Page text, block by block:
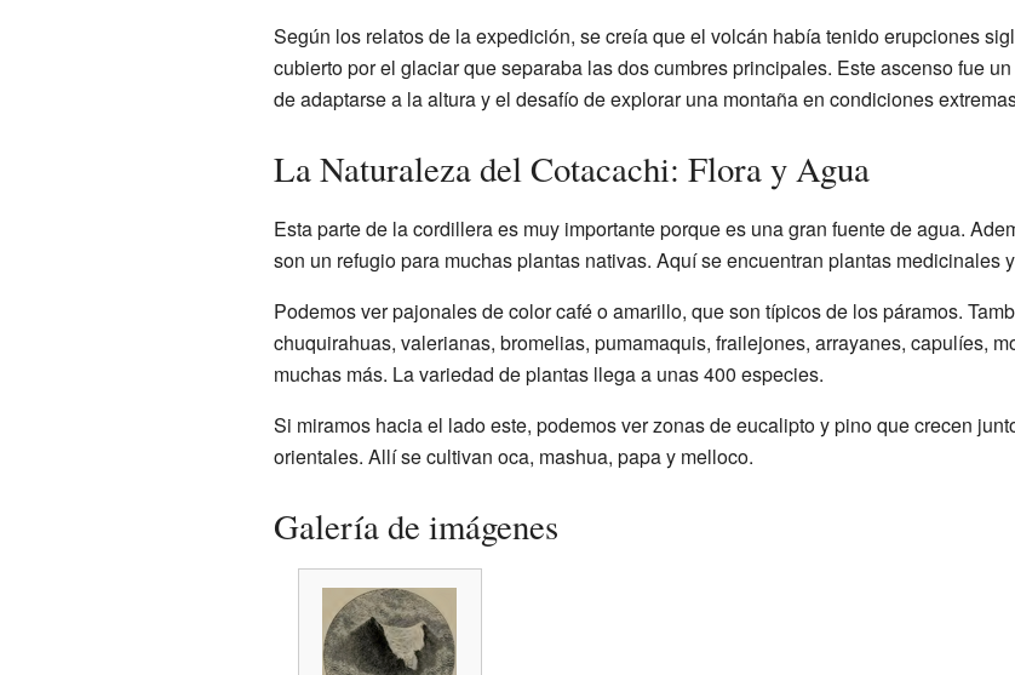
Según los relatos de la expedición, se creía que el volcán había tenido erupciones
cubierto por el glaciar que separaba las dos cumbres principales. Este ascenso fue
de adaptarse a la altura y el desafío de explorar una montaña en condiciones
La Naturaleza del Cotacachi: Flora y Agua
Esta parte de la cordillera es muy importante porque es una gran fuente de agua.
son un refugio para muchas plantas nativas. Aquí se encuentran plantas medicinales
Podemos ver pajonales de color café o amarillo, que son típicos de los páramos.
chuquirahuas, valerianas, bromelias, pumamaquis, frailejones, arrayanes, capulíes,
muchas más. La variedad de plantas llega a unas 400 especies.
Si miramos hacia el lado este, podemos ver zonas de eucalipto y pino que crecen
orientales. Allí se cultivan oca, mashua, papa y melloco.
Galería de imágenes